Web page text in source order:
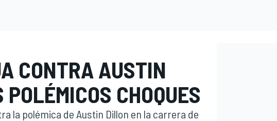
CONTRA AUSTIN
CHOQUES
la polémica de Austin Dillon en la carrera de